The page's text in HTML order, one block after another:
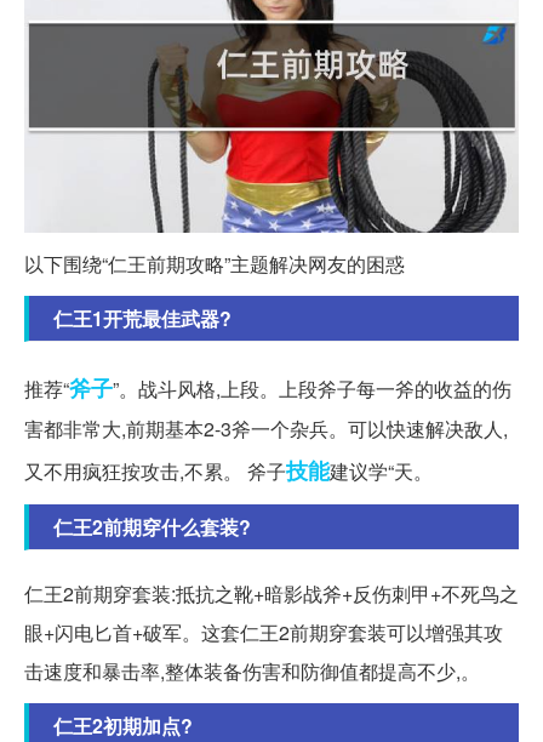
以下围绕“仁王前期攻略”主题解决网友的困惑
仁王1开荒最佳武器?
推荐“斧子”。战斗风格,上段。上段斧子每一斧的收益的伤
害都非常大,前期基本2-3斧一个杂兵。可以快速解决敌人,
又不用疯狂按攻击,不累。 斧子技能建议学“天。
仁王2前期穿什么套装?
仁王2前期穿套装:抵抗之靴+暗影战斧+反伤刺甲+不死鸟之
眼+闪电匕首+破军。这套仁王2前期穿套装可以增强其攻
击速度和暴击率,整体装备伤害和防御值都提高不少,。
仁王2初期加点?